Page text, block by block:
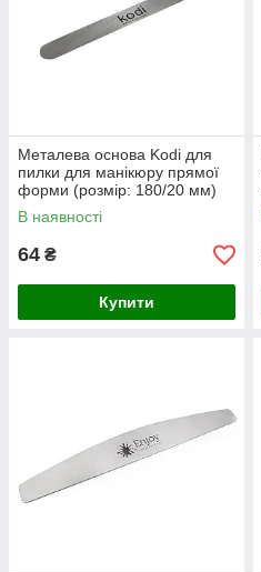
Металева основа Kodi для
пилки для манікюру прямої
форми (розмір: 180/20 мм)
В наявності
64 ₴
Купити